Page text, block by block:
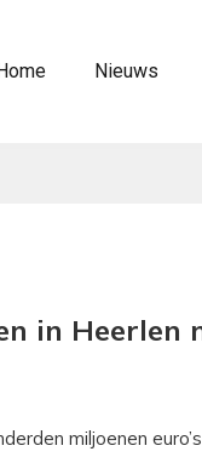
Nieuws
in Heerlen
miljoenen